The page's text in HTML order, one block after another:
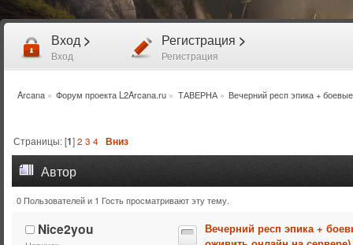
Вход >
Вход
Регистрация >
Регистрация
Arcana» Форум проекта L2Arcana.ru » ТАВЕРНА» Вечерний респ эпика +
Страницы: [1]2 3 4 Вниз
Автор
Тема: Вечерний респ эпика + боевые зоны(попытка
0 Пользователей и 1 Гость просматривают эту тему.
Nice2you
Вечерний респ эпика +